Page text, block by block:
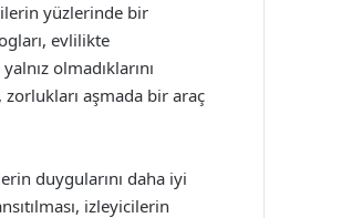
yüzlerinde bir
evlilikte
olmadıklarını
aşmada bir araç
duygularını daha iyi
izleyicilerin